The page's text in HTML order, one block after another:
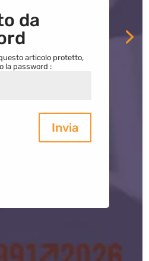
da
articolo protetto,
la password :
Invia